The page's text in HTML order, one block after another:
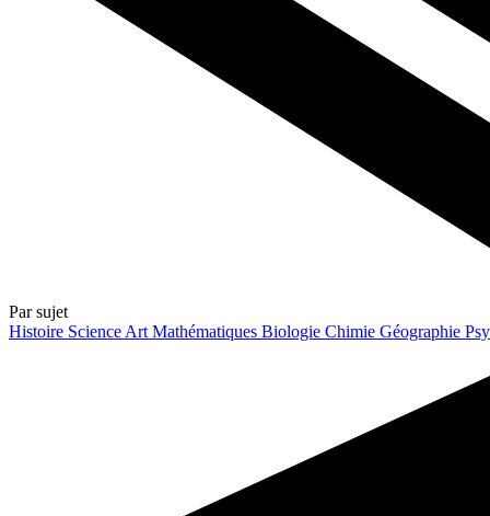
Par sujet
Histoire Science Art Mathématiques Biologie Chimie Géographie